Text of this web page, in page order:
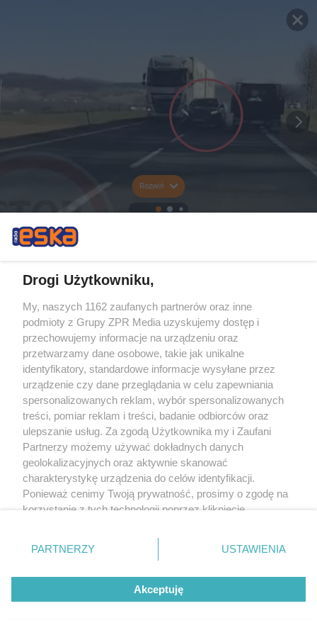
Rozwiń
Drogi Użytkowniku,
My, naszych 1162 zaufanych partnerów oraz inne
podmioty z Grupy ZPR Media uzyskujemy dostęp i
przechowujemy informacje na urządzeniu oraz
przetwarzamy dane osobowe, takie jak unikalne
identyfikatory, standardowe informacje wysyłane przez
urządzenie czy dane przeglądania w celu zapewniania
spersonalizowanych reklam, wybór spersonalizowanych
treści, pomiar reklam i treści, badanie odbiorców oraz
ulepszanie usług. Za zgodą Użytkownika my i Zaufani
Partnerzy możemy używać dokładnych danych
geolokalizacyjnych oraz aktywnie skanować
charakterystykę urządzenia do celów identyfikacji.
Ponieważ cenimy Twoją prywatność, prosimy o zgodę na
korzystanie z tych technologii poprzez kliknięcie
zmienić/wycofać klikając przycisk ustawień prywatności
znajdujący się w lewym dolnym rogu strony
rodzaje przetwarzania danych nie wymagają zgody
użytkownika, ale masz prawo sprzeciwić się takiemu
przetwarzaniu. Preferencje będą miały zastosowanie tylko
PARTNERZY USTAWIENIA
Akceptuję